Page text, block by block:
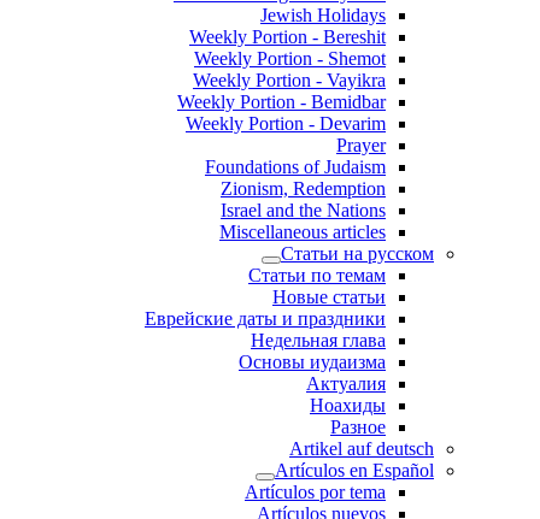
Jewish Holidays
Weekly Portion - Bereshit
Weekly Portion - Shemot
Weekly Portion - Vayikra
Weekly Portion - Bemidbar
Weekly Portion - Devarim
Prayer
Foundations of Judaism
Zionism, Redemption
Israel and the Nations
Miscellaneous articles
Статьи на русском
Статьи по темам
Новые статьи
Еврейские даты и праздники
Недельная глава
Основы иудаизма
Актуалия
Ноахиды
Разное
Artikel auf deutsch
Artículos en Español
Artículos por tema
Artículos nuevos